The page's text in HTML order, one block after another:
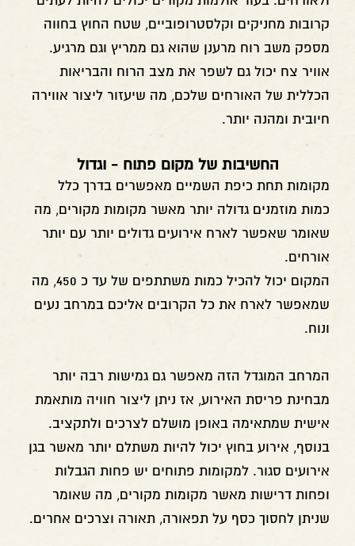
קרובות מחניקים וקלסטרופוביים, שטח החוץ בחווה
מספק משב רוח מרענן שהוא גם ממריץ וגם מרגיע.
אוויר צח יכול גם לשפר את מצב הרוח והבריאות
הכללית של האורחים שלכם, מה שיעזור ליצור אווירה
חיובית ומהנה יותר.
החשיבות של מקום פתוח - וגדול
מקומות תחת כיפת השמיים מאפשרים בדרך כלל
כמות מוזמנים גדולה יותר מאשר מקומות מקורים, מה
שאומר שאפשר לארח אירועים גדולים יותר עם יותר
אורחים.
המקום יכול להכיל כמות משתתפים של עד כ 450, מה
שמאפשר לארח את כל הקרובים אליכם במרחב נעים
ונוח.
המרחב המוגדל הזה מאפשר גם גמישות רבה יותר
מבחינת פריסת האירוע, אז ניתן ליצור חוויה מותאמת
אישית שמתאימה באופן מושלם לצרכים ולתקציב.
בנוסף, אירוע בחוץ יכול להיות משתלם יותר מאשר בגן
אירועים סגור. למקומות פתוחים יש פחות הגבלות
ופחות דרישות מאשר מקומות מקורים, מה שאומר
שניתן לחסוך כסף על תפאורה, תאורה וצרכים אחרים.